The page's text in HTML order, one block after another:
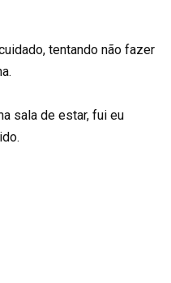
tentando não fazer
sala de estar, fui eu